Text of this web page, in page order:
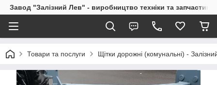
Завод "Залізний Лев" - виробництво техніки та запчастин
Товари та послуги Щітки дорожні (комунальні) -